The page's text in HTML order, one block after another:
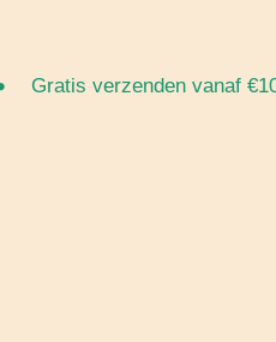
Gratis verzenden vanaf €100,-